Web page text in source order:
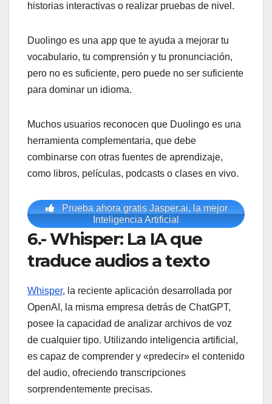
historias interactivas o realizar pruebas de nivel.
Duolingo es una app que te ayuda a mejorar tu
vocabulario, tu comprensión y tu pronunciación,
pero no es suficiente, pero puede no ser suficiente
para dominar un idioma.
Muchos usuarios reconocen que Duolingo es una
herramienta complementaria, que debe
combinarse con otras fuentes de aprendizaje,
como libros, películas, podcasts o clases en vivo.
Prueba ahora gratis Jasper.ai, la mejor
Inteligencia Artificial
6.- Whisper: La IA que
traduce audios a texto
Whisper, la reciente aplicación desarrollada por
OpenAI, la misma empresa detrás de ChatGPT,
posee la capacidad de analizar archivos de voz
de cualquier tipo. Utilizando inteligencia artificial,
es capaz de comprender y «predecir» el contenido
del audio, ofreciendo transcripciones
sorprendentemente precisas.